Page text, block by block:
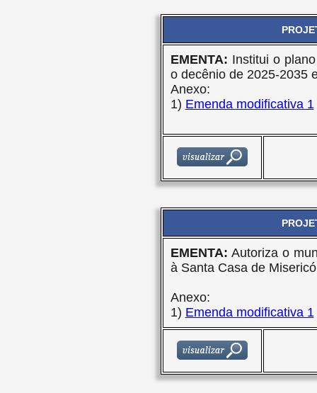
EMENTA: Institui o
o decênio de 2025-2035
Anexo:
1) Emenda modificativa 1
EMENTA:Autoriza o
à Santa Casa de
Anexo:
1) Emenda modificativa 1